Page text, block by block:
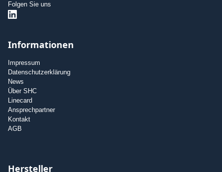
Folgen Sie uns
Informationen
Impressum
Datenschutzerklärung
News
Über SHC
Linecard
Ansprechpartner
Kontakt
AGB
Hersteller